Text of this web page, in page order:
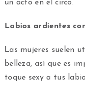
un acto en el circo.
Labios ardientes
Las mujeres suelen
belleza, así que es
toque sexy a tus